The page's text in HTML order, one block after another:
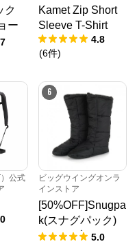
ク
ー
Kamet Zip Short
Sleeve T-Shirt
4.8
(6件)
公式
6
ビッグウイングオンラ
インストア
[50%OFF]Snugpa
k(スナグパック)
テントブーツ
5.0